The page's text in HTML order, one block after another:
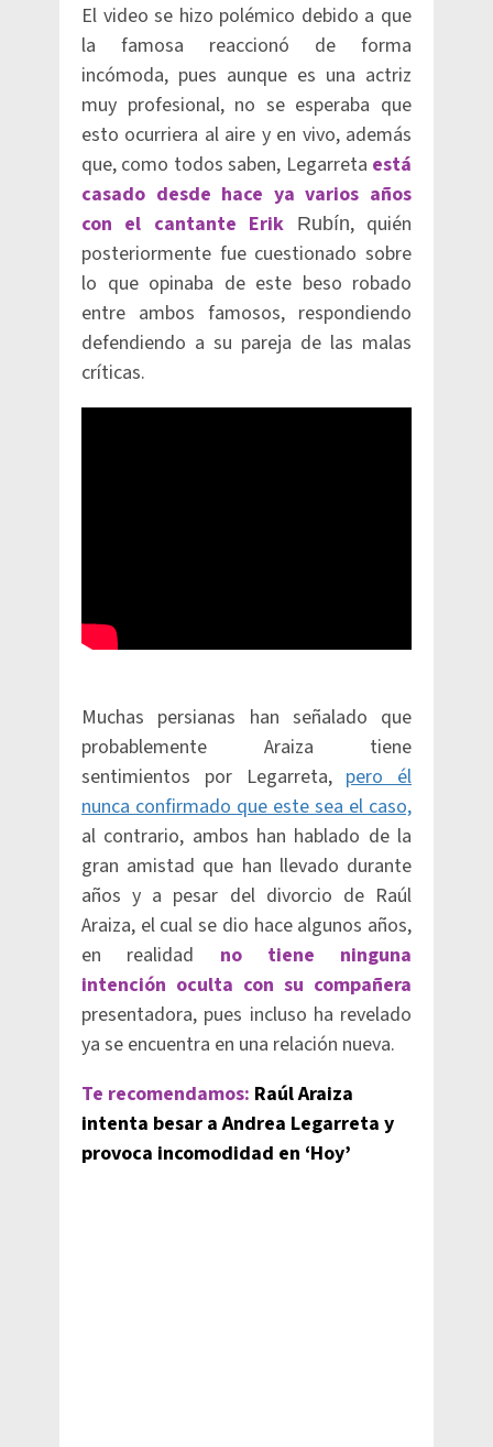
El video se hizo polémico debido a que
la famosa reaccionó de forma
incómoda, pues aunque es una actriz
muy profesional, no se esperaba que
esto ocurriera al aire y en vivo, además
que, como todos saben, Legarreta está
casado desde hace ya varios años
con el cantante Erik
Rubín, quién
posteriormente fue cuestionado sobre
lo que opinaba de este beso robado
entre ambos famosos, respondiendo
defendiendo a su pareja de las malas
críticas.
Muchas persianas han señalado que
probablemente Araiza tiene
sentimientos por Legarreta, pero él
nunca confirmado que este sea el caso,
al contrario, ambos han hablado de la
gran amistad que han llevado durante
años y a pesar del divorcio de Raúl
Araiza, el cual se dio hace algunos años,
en realidad no tiene ninguna
intención oculta con su compañera
presentadora, pues incluso ha revelado
ya se encuentra en una relación nueva.
Te recomendamos: Raúl Araiza
intenta besar a Andrea Legarreta y
provoca incomodidad en ‘Hoy’